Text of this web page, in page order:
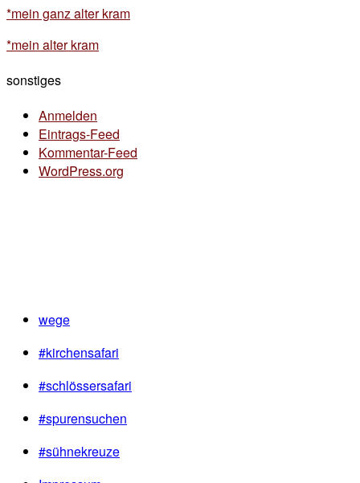
*mein ganz alter kram
*mein alter kram
sonstiges
Anmelden
Eintrags-Feed
Kommentar-Feed
WordPress.org
wege
#kirchensafari
#schlössersafari
#spurensuchen
#sühnekreuze